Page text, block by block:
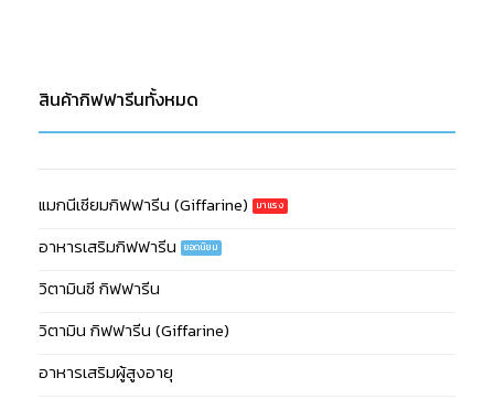
สินค้ากิฟฟารีนทั้งหมด
แมกนีเซียมกิฟฟารีน (Giffarine)
อาหารเสริมกิฟฟารีน
วิตามินซี กิฟฟารีน
วิตามิน กิฟฟารีน (Giffarine)
อาหารเสริมผู้สูงอายุ